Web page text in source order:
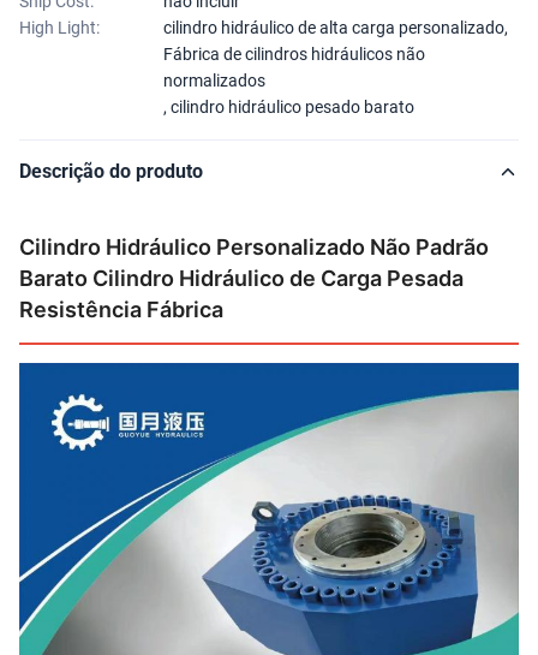
High Light:
cilindro hidráulico de alta carga personalizado,
Fábrica de cilindros hidráulicos não
normalizados
, cilindro hidráulico pesado barato
Descrição do produto
Cilindro Hidráulico Personalizado Não Padrão
Barato Cilindro Hidráulico de Carga Pesada
Resistência Fábrica